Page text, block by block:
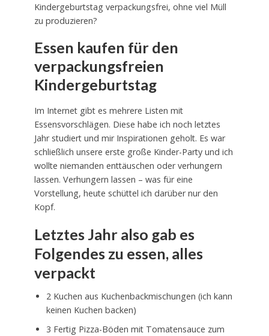
Kindergeburtstag verpackungsfrei, ohne viel Müll
zu produzieren?
Essen kaufen für den
verpackungsfreien
Kindergeburtstag
Im Internet gibt es mehrere Listen mit
Essensvorschlägen. Diese habe ich noch letztes
Jahr studiert und mir Inspirationen geholt. Es war
schließlich unsere erste große Kinder-Party und ich
wollte niemanden enttäuschen oder verhungern
lassen. Verhungern lassen – was für eine
Vorstellung, heute schüttel ich darüber nur den
Kopf.
Letztes Jahr also gab es
Folgendes zu essen, alles
verpackt
2 Kuchen aus Kuchenbackmischungen (ich kann
keinen Kuchen backen)
3 Fertig Pizza-Böden mit Tomatensauce zum